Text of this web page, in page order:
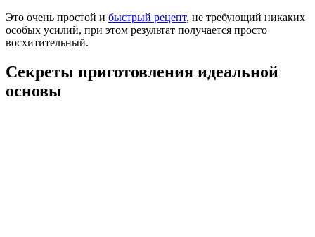
Это очень простой и быстрый рецепт, не требующий никаких
особых усилий, при этом результат получается просто
восхитительный.
Секреты приготовления идеальной
основы